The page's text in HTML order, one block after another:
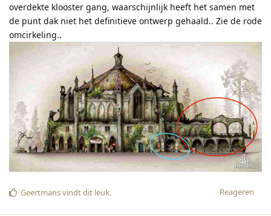
overdekte klooster gang, waarschijnlijk heeft het samen met
de punt dak niet het definitieve ontwerp gehaald.. Zie de rode
omcirkeling..
Reageren
Geertmansvindt dit leuk.